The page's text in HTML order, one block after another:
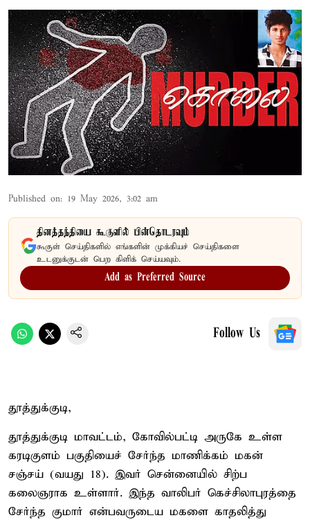
Published on: 19 May 2026, 3:02 am
தினத்தந்தியை கூகுளில் பின்தொடரவும்
கூகுள் செய்திகளில் எங்களின் முக்கியச் செய்திகளை
உடனுக்குடன் பெற கிளிக் செய்யவும்.
Add as Preferred Source
Follow Us
தூத்துக்குடி,
தூத்துக்குடி மாவட்டம், கோவில்பட்டி அருகே உள்ள
கரடிகுளம் பகுதியைச் சேர்ந்த மாணிக்கம் மகன்
சஞ்சய் (வயது 18). இவர் சென்னையில் சிற்ப
கலைஞராக உள்ளார். இந்த வாலிபர் கெச்சிலாபுரத்தை
சேர்ந்த குமார் என்பவருடைய மகளை காதலித்து